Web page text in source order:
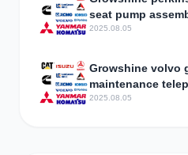
seat pump
specifications
2025.08.05
Growshine volvo
maintenance
2025.08.05